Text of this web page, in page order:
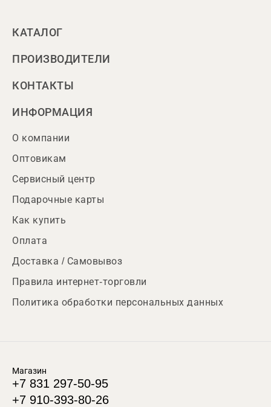
КАТАЛОГ
ПРОИЗВОДИТЕЛИ
КОНТАКТЫ
ИНФОРМАЦИЯ
О компании
Оптовикам
Сервисный центр
Подарочные карты
Как купить
Оплата
Доставка / Самовывоз
Правила интернет-торговли
Политика обработки персональных данных
Магазин
+7 831 297-50-95
+7 910-393-80-26